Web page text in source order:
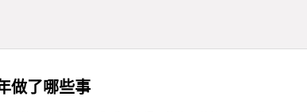
做了哪些事